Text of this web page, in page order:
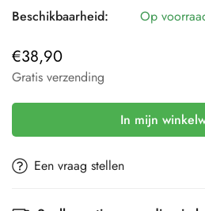
Beschikbaarheid:
Op
Normale
prijs
€38,90
Gratis verzending
In mijn
Een vraag stellen